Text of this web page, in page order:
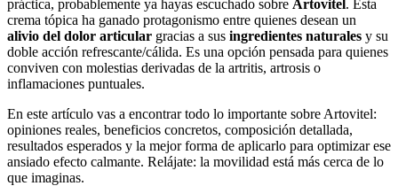
práctica, probablemente ya hayas escuchado sobre Artovitel . Esta
crema tópica ha ganado protagonismo entre quienes desean un
alivio del dolor articular gracias a sus ingredientes naturales y su
doble acción refrescante/cálida. Es una opción pensada para quienes
conviven con molestias derivadas de la artritis, artrosis o
inflamaciones puntuales.
En este artículo vas a encontrar todo lo importante sobre Artovitel:
opiniones reales, beneficios concretos, composición detallada,
resultados esperados y la mejor forma de aplicarlo para optimizar ese
ansiado efecto calmante. Relájate: la movilidad está más cerca de lo
que imaginas.